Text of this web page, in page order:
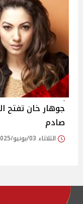
جوهار خان تفتح
صادم
الثلاثاء 03/يونيو/2025 - 11:52 ص